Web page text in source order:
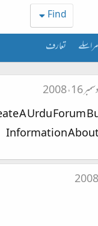
Find
مراسلے تعارف
دسمبر 16، 2008
A Urdu Forum
Information